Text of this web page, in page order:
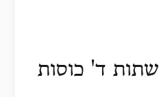
ד' כוסות